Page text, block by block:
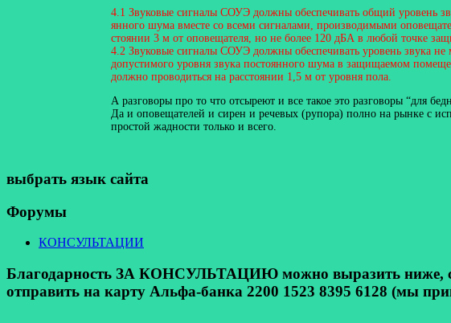
4.1 Звуковые сигналы СОУЭ должны обеспечивать общий уровень
янного шума вместе со всеми сигналами, производимыми
стоянии 3 м от оповещателя, но не более 120 дБА в любой точке
4.2 Звуковые сигналы СОУЭ должны обеспечивать уровень звука
допустимого уровня звука постоянного шума в защищаемом
должно проводиться на расстоянии 1,5 м от уровня пола.
А разговоры про то что отсыреют и все такое это разговоры “для
Да и оповещателей и сирен и речевых (рупора) полно на рынке с
простой жадности только и всего.
выбрать язык сайта
Форумы
КОНСУЛЬТАЦИИ
Благодарность ЗА КОНСУЛЬТАЦИЮ можно выразить ниже,
отправить на карту Альфа-банка 2200 1523 8395 6128 (мы